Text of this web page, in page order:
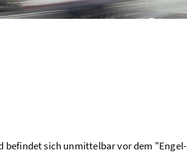
befindet sich unmittelbar vor dem "Engel-